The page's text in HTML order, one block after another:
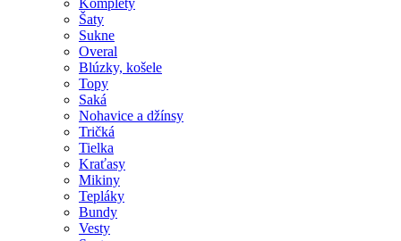
Komplety
Šaty
Sukne
Overal
Blúzky, košele
Topy
Saká
Nohavice a džínsy
Tričká
Tielka
Kraťasy
Mikiny
Tepláky
Bundy
Vesty